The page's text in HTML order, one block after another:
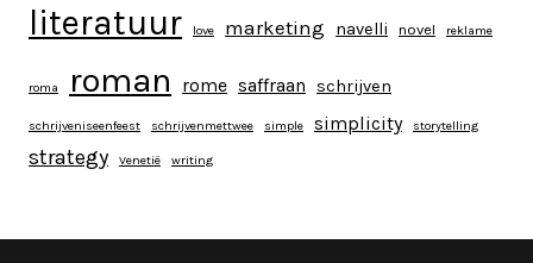
literatuur love marketing navelli novel reklame
roma roman rome saffraan schrijven
schrijveniseenfeest schrijvenmettwee simple simplicity storytelling
strategy Venetië writing